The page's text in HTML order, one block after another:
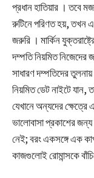
প্রধান হাতিয়ার । তবে
রুটিনে পরিণত হয়, তখন
জরুরি । মার্কিন
দম্পতি নিয়মিত
সাধারণ দম্পতিদের
নিয়মিত ডেট নাইটে যান,
যেখানে অন্যদের
ভালোবাসা প্রকাশের
নেই; বরং একসঙ্গে এক
কাজগুলোই রোমান্সকে